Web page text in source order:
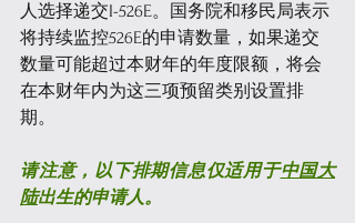
人选择递交I-526E。国务院和移民局表示
将持续监控526E的申请数量，如果递交
数量可能超过本财年的年度限额，将会
在本财年内为这三项预留类别设置排
期。
请注意，以下排期信息仅适用于中国大
陆出生的申请人。